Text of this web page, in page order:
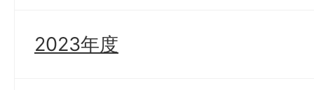
2023年度